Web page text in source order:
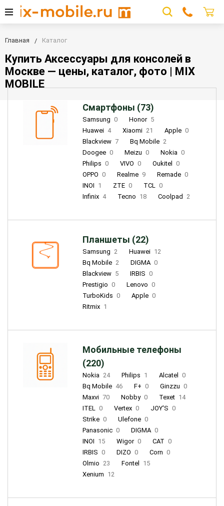
Главная Каталог
Купить Аксессуары для консолей в
Москве — цены, каталог, фото | MIX
MOBILE
Смартфоны (73)
Samsung 0 Honor 5
Huawei 4 Xiaomi 21 Apple 0
Blackview 7 Bq Mobile 2
Doogee 0 Meizu 0 Nokia 0
Philips 0 VIVO 0 Oukitel
0
OPPO 0 Realme 9 Remade 0
INOI 1 ZTE 0 TCL 0
Infinix 4 Tecno 18 Coolpad 2
Планшеты (22)
Samsung 2 Huawei 12
Bq Mobile 2 DIGMA 0
Blackview 5 IRBIS 0
Prestigio 0 Lenovo 0
TurboKids 0 Apple 0
Ritmix 1
Мобильные телефоны
(220)
Nokia 24 Philips 1 Alcatel
0
Bq Mobile 46 F+ 0 Ginzzu 0
Maxvi 70 Nobby 0 Texet 14
ITEL 0 Vertex 0 JOY'S 0
Strike 0 Ulefone 0
Panasonic 0 DIGMA 0
INOI 15 Wigor 0 CAT 0
IRBIS 0 DIZO 0 Corn 0
Olmio 23 Fontel
15
Xenium 12